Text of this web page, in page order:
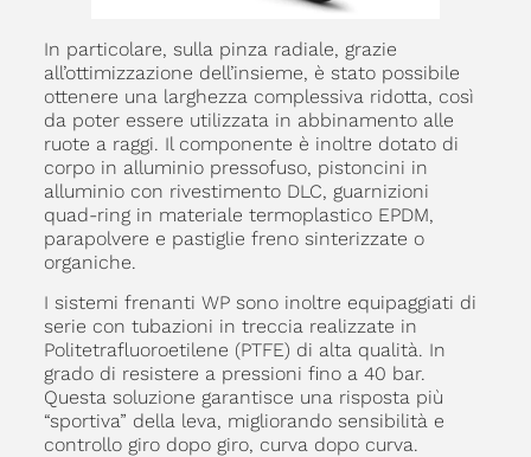
In particolare, sulla pinza radiale, grazie
all’ottimizzazione dell’insieme, è stato possibile
ottenere una larghezza complessiva ridotta, così
da poter essere utilizzata in abbinamento alle
ruote a raggi. Il componente è inoltre dotato di
corpo in alluminio pressofuso, pistoncini in
alluminio con rivestimento DLC, guarnizioni
quad-ring in materiale termoplastico EPDM,
parapolvere e pastiglie freno sinterizzate o
organiche.
I sistemi frenanti WP sono inoltre equipaggiati di
serie con tubazioni in treccia realizzate in
Politetrafluoroetilene (PTFE) di alta qualità. In
grado di resistere a pressioni fino a 40 bar.
Questa soluzione garantisce una risposta più
“sportiva” della leva, migliorando sensibilità e
controllo giro dopo giro, curva dopo curva.